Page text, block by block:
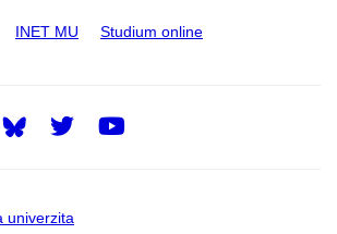
INET MU Studium online
univerzita
Twitter